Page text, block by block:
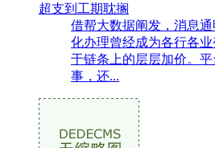
超支到工期耽搁
借帮大数据阐发，消息
化办理曾经成为各行各
于链条上的层层加价。
事，还...